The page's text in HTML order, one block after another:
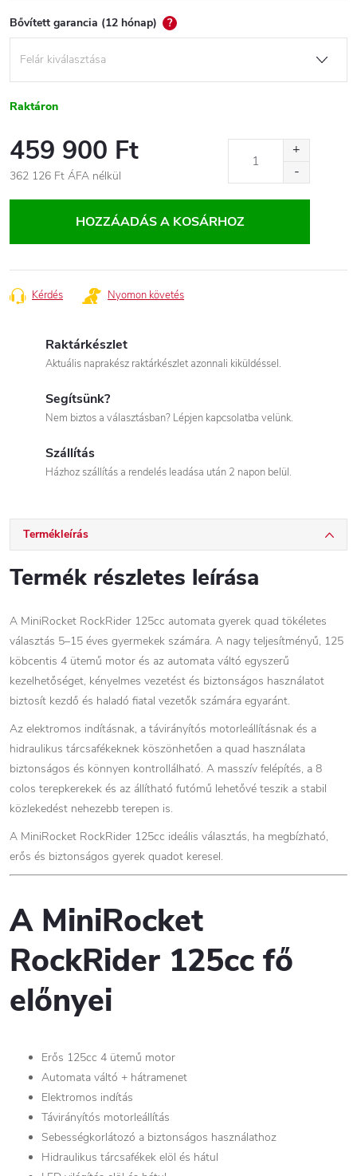
Bővített garancia (12 hónap) ?
Raktáron
459 900 Ft
362 126 Ft ÁFA nélkül
HOZZÁADÁS A KOSÁRHOZ
Kérdés Nyomon követés
Raktárkészlet
Aktuális naprakész raktárkészlet azonnali kiküldéssel.
Segítsünk?
Nem biztos a választásban? Lépjen kapcsolatba velünk.
Szállítás
Házhoz szállítás a rendelés leadása után 2 napon belül.
Termékleírás
Termék részletes leírása
A MiniRocket RockRider 125cc automata gyerek quad tökéletes
választás 5–15 éves gyermekek számára. A nagy teljesítményű, 125
köbcentis 4 ütemű motor és az automata váltó egyszerű
kezelhetőséget, kényelmes vezetést és biztonságos használatot
biztosít kezdő és haladó fiatal vezetők számára egyaránt.
Az elektromos indításnak, a távirányítós motorleállításnak és a
hidraulikus tárcsafékeknek köszönhetően a quad használata
biztonságos és könnyen kontrollálható. A masszív felépítés, a 8
colos terepkerekek és az állítható futómű lehetővé teszik a stabil
közlekedést nehezebb terepen is.
A MiniRocket RockRider 125cc ideális választás, ha megbízható,
erős és biztonságos gyerek quadot keresel.
A MiniRocket
RockRider 125cc fő
előnyei
Erős 125cc 4 ütemű motor
Automata váltó + hátramenet
Elektromos indítás
Távirányítós motorleállítás
Sebességkorlátozó a biztonságos használathoz
Hidraulikus tárcsafékek elöl és hátul